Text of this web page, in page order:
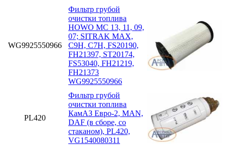
WG9925550966
Фильтр грубой
очистки топлива
HOWO MC 13, 11, 09,
07; SITRAK MAX,
C9H, C7H, FS20190,
FH21397, ST20174,
FS53040, FH21219,
FH21373
WG9925550966
PL420
Фильтр грубой
очистки топлива
КамАЗ Евро-2, MAN,
DAF (в сборе, со
стаканом), PL420,
VG1540080311